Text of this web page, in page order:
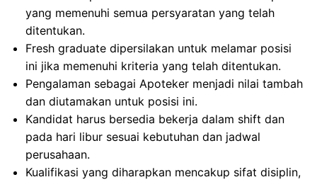
yang memenuhi semua persyaratan yang telah
ditentukan.
Fresh graduate dipersilakan untuk melamar posisi
ini jika memenuhi kriteria yang telah ditentukan.
Pengalaman sebagai Apoteker menjadi nilai tambah
dan diutamakan untuk posisi ini.
Kandidat harus bersedia bekerja dalam shift dan
pada hari libur sesuai kebutuhan dan jadwal
perusahaan.
Kualifikasi yang diharapkan mencakup sifat disiplin,